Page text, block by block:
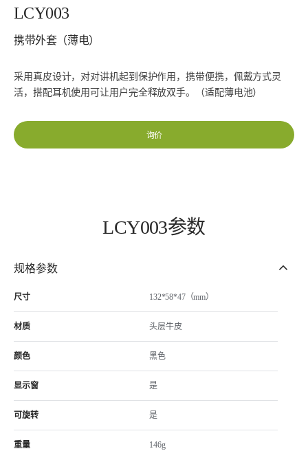
LCY003
携带外套（薄电）
采用真皮设计，对对讲机起到保护作用，携带便携，佩戴方式灵
活，搭配耳机使用可让用户完全释放双手。（适配薄电池）
询价
LCY003参数
规格参数
尺寸 132*58*47（mm）
材质 头层牛皮
颜色 黑色
显示窗 是
可旋转 是
重量 146g